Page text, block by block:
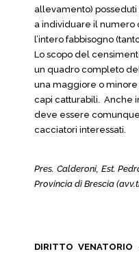
allevamento)
a individuare il numero
l’intero fabbisogno
Lo scopo del
un quadro completo
una maggiore o
capi catturabili. Anche
deve essere
cacciatori interessati.
Pres. Calderoni, Est.
Provincia di Brescia
DIRITTO